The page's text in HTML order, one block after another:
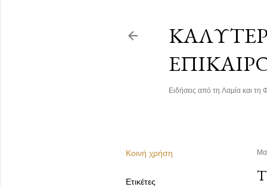
Ειδήσεις από τη Λαμία και τη
Κοινή χρήση
Ετικέτες